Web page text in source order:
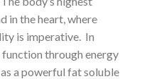
in the heart, where
is imperative. In
through energy
a powerful fat soluble